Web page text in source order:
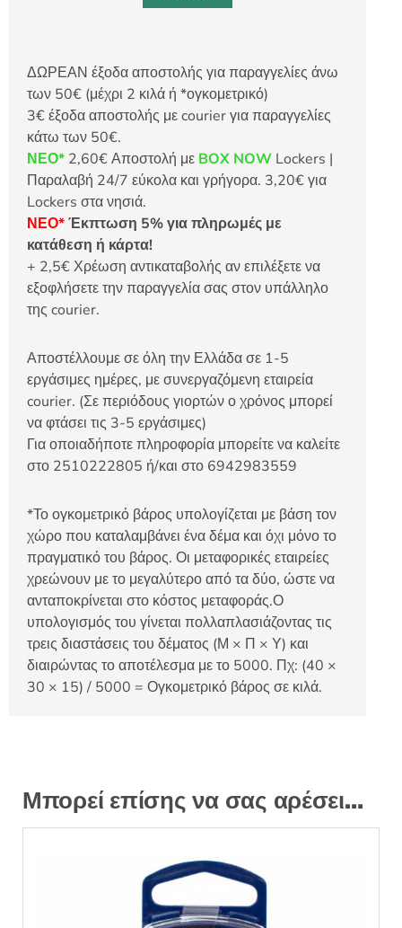
ΔΩΡΕΑΝ έξοδα αποστολής για παραγγελίες άνω
των 50€ (μέχρι 2 κιλά ή *ογκομετρικό)
3€ έξοδα αποστολής με courier για παραγγελίες
κάτω των 50€.
ΝΕΟ* 2,60€ Αποστολή με BOX NOW Lockers |
Παραλαβή 24/7 εύκολα και γρήγορα. 3,20€ για
Lockers στα νησιά.
ΝΕΟ*Έκπτωση 5% για πληρωμές με
κατάθεση ή κάρτα!
+ 2,5€ Χρέωση αντικαταβολής αν επιλέξετε να
εξοφλήσετε την παραγγελία σας στον υπάλληλο
της courier.
Αποστέλλουμε σε όλη την Ελλάδα σε 1-5
εργάσιμες ημέρες, με συνεργαζόμενη εταιρεία
courier. (Σε περιόδους γιορτών ο χρόνος μπορεί
να φτάσει τις 3-5 εργάσιμες)
Για οποιαδήποτε πληροφορία μπορείτε να καλείτε
στο 2510222805 ή/και στο 6942983559
*Το ογκομετρικό βάρος υπολογίζεται με βάση τον
χώρο που καταλαμβάνει ένα δέμα και όχι μόνο το
πραγματικό του βάρος. Οι μεταφορικές εταιρείες
χρεώνουν με το μεγαλύτερο από τα δύο, ώστε να
ανταποκρίνεται στο κόστος μεταφοράς.Ο
υπολογισμός του γίνεται πολλαπλασιάζοντας τις
τρεις διαστάσεις του δέματος (Μ × Π × Υ) και
διαιρώντας το αποτέλεσμα με το 5000. Πχ: (40 ×
30 × 15) / 5000 = Ογκομετρικό βάρος σε κιλά.
Μπορεί επίσης να σας αρέσει…